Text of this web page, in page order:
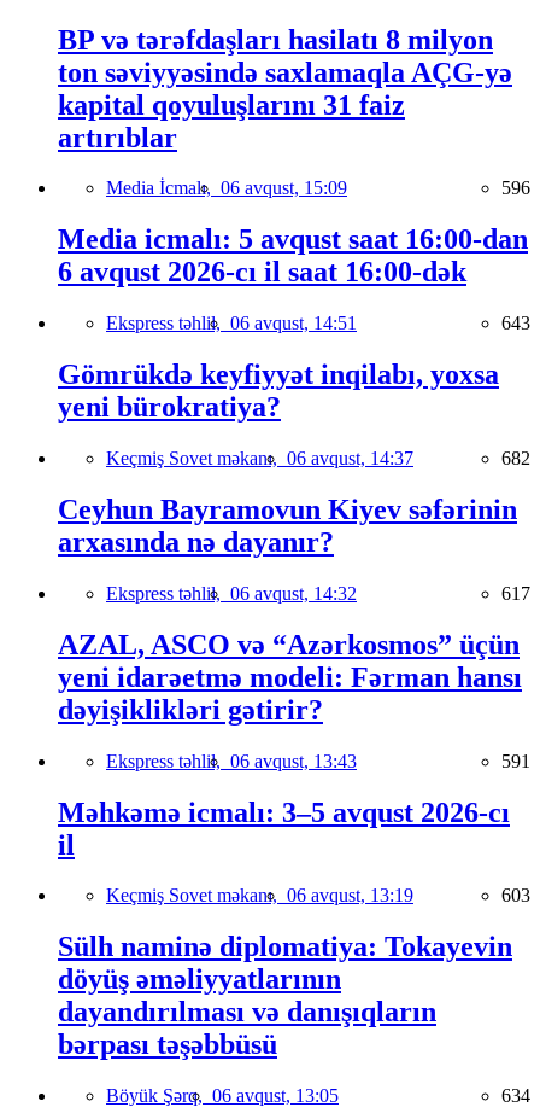
BP və tərəfdaşları hasilatı 8 milyon
ton səviyyəsində saxlamaqla AÇG-yə
kapital qoyuluşlarını 31 faiz
artırıblar
Media İcmalı, 06 avqust, 15:09 596
Media icmalı: 5 avqust saat 16:00-dan
6 avqust 2026-cı il saat 16:00-dək
Ekspress təhlil, 06 avqust, 14:51 643
Gömrükdə keyfiyyət inqilabı, yoxsa
yeni bürokratiya?
Keçmiş Sovet məkanı, 06 avqust, 14:37 682
Ceyhun Bayramovun Kiyev səfərinin
arxasında nə dayanır?
Ekspress təhlil, 06 avqust, 14:32 617
AZAL, ASCO və “Azərkosmos” üçün
yeni idarəetmə modeli: Fərman hansı
dəyişiklikləri gətirir?
Ekspress təhlil, 06 avqust, 13:43 591
Məhkəmə icmalı: 3–5 avqust 2026-cı
il
Keçmiş Sovet məkanı, 06 avqust, 13:19 603
Sülh naminə diplomatiya: Tokayevin
döyüş əməliyyatlarının
dayandırılması və danışıqların
bərpası təşəbbüsü
Böyük Şərq, 06 avqust, 13:05 634